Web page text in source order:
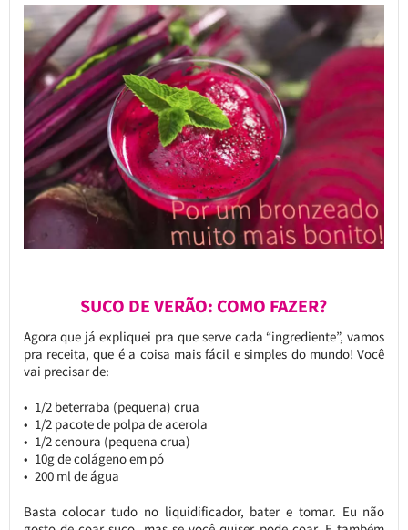
SUCO DE VERÃO: COMO FAZER?
Agora que já expliquei pra que serve cada “ingrediente”, vamos
pra receita, que é a coisa mais fácil e simples do mundo! Você
vai precisar de:
1/2 beterraba (pequena) crua
1/2 pacote de polpa de acerola
1/2 cenoura (pequena crua)
10g de colágeno em pó
200 ml de água
Basta colocar tudo no liquidificador, bater e tomar. Eu não